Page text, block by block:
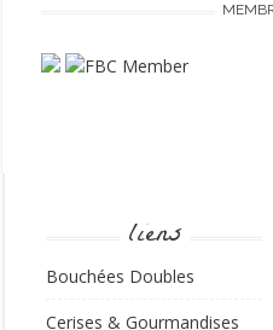
liens
Bouchées Doubles
Cerises & Gourmandises